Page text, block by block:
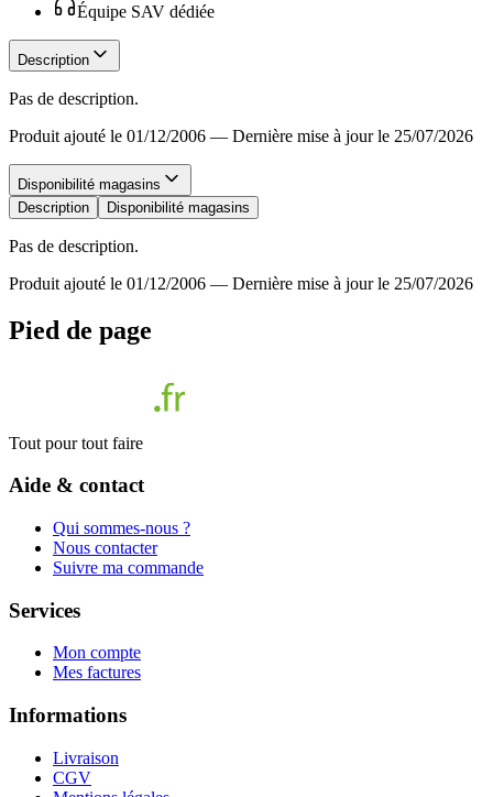
Équipe SAV dédiée
Description
Pas de description.
Produit ajouté le 01/12/2006 — Dernière mise à jour le 25/07/2026
Disponibilité magasins
Description
Disponibilité magasins
Pas de description.
Produit ajouté le 01/12/2006 — Dernière mise à jour le 25/07/2026
Pied de page
Tout pour tout faire
Aide & contact
Qui sommes-nous ?
Nous contacter
Suivre ma commande
Services
Mon compte
Mes factures
Informations
Livraison
CGV